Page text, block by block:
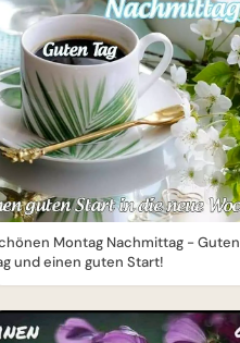
Montag Nachmittag - Guten
und einen guten Start!